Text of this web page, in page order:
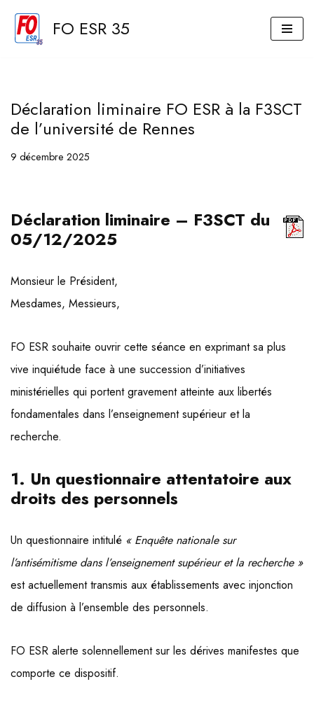
Aller
FO ESR 35
Déclaration liminaire FO ESR à la F3SCT
de l’université de Rennes
9 décembre 2025
Déclaration liminaire – F3SCT du
05/12/2025
Monsieur le Président,
Mesdames, Messieurs,
FO ESR souhaite ouvrir cette séance en exprimant sa plus
vive inquiétude face à une succession d’initiatives
ministérielles qui portent gravement atteinte aux libertés
fondamentales dans l’enseignement supérieur et la
recherche.
1. Un questionnaire attentatoire aux
droits des personnels
Un questionnaire intitulé « Enquête nationale sur
l’antisémitisme dans l’enseignement supérieur et la recherche »
est actuellement transmis aux établissements avec injonction
de diffusion à l’ensemble des personnels.
FO ESR alerte solennellement sur les dérives manifestes que
comporte ce dispositif.